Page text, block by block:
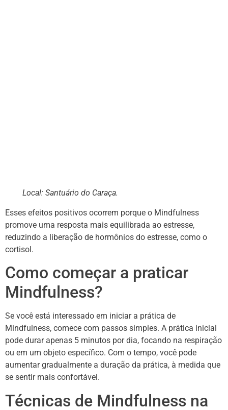
Local: Santuário do Caraça.
Esses efeitos positivos ocorrem porque o Mindfulness
promove uma resposta mais equilibrada ao estresse,
reduzindo a liberação de hormônios do estresse, como o
cortisol.
Como começar a praticar
Mindfulness?
Se você está interessado em iniciar a prática de
Mindfulness, comece com passos simples. A prática inicial
pode durar apenas 5 minutos por dia, focando na respiração
ou em um objeto específico. Com o tempo, você pode
aumentar gradualmente a duração da prática, à medida que
se sentir mais confortável.
Técnicas de Mindfulness na